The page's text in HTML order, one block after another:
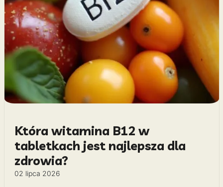
Która witamina B12 w
tabletkach jest najlepsza dla
zdrowia?
02 lipca 2026